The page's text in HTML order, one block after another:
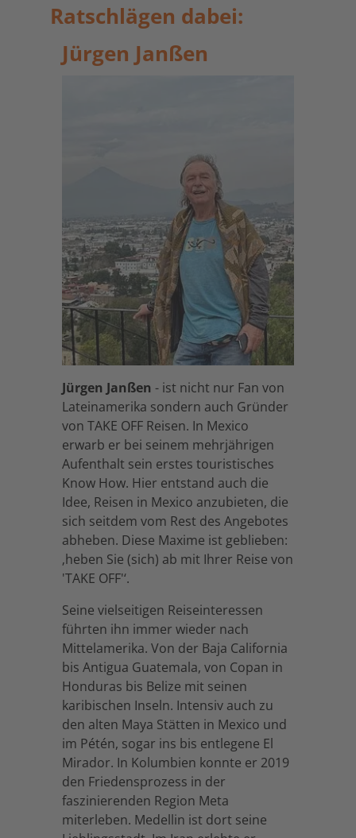
Ratschlägen dabei:
Jürgen Janßen
Jürgen Janßen - ist nicht nur Fan von
Lateinamerika sondern auch Gründer
von TAKE OFF Reisen. In Mexico
erwarb er bei seinem mehrjährigen
Aufenthalt sein erstes touristisches
Know How. Hier entstand auch die
Idee, Reisen in Mexico anzubieten, die
sich seitdem vom Rest des Angebotes
abheben. Diese Maxime ist geblieben:
‚heben Sie (sich) ab mit Ihrer Reise von
'TAKE OFF'‘.
Seine vielseitigen Reiseinteressen
führten ihn immer wieder nach
Mittelamerika. Von der Baja California
bis Antigua Guatemala, von Copan in
Honduras bis Belize mit seinen
karibischen Inseln. Intensiv auch zu
den alten Maya Stätten in Mexico und
im Pétén, sogar ins bis entlegene El
Mirador. In Kolumbien konnte er 2019
den Friedensprozess in der
faszinierenden Region Meta
miterleben. Medellin ist dort seine